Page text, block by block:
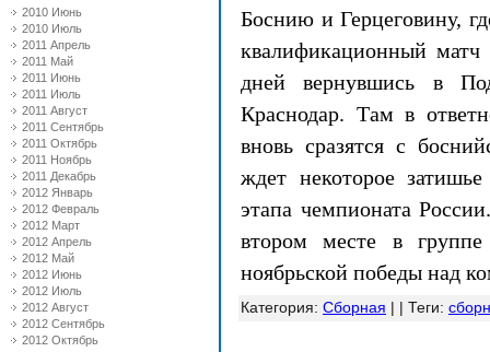
2010 Июнь
2010 Июль
2011 Апрель
2011 Май
2011 Июнь
2011 Июль
2011 Август
2011 Сентябрь
2011 Октябрь
2011 Ноябрь
2011 Декабрь
2012 Январь
2012 Февраль
2012 Март
2012 Апрель
2012 Май
2012 Июнь
2012 Июль
2012 Август
2012 Сентябрь
2012 Октябрь
Боснию и Герцеговину,
квалификационный
дней вернувшись в
Краснодар. Там в
вновь сразятся с
ждет некоторое
этапа чемпионата
втором месте в
ноябрьской победы над
Категория: Сборная | | Теги: